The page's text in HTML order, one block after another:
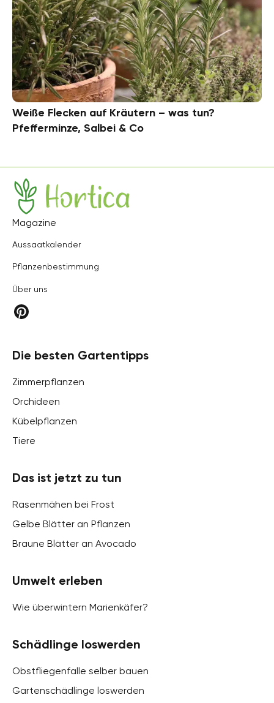
Weiße Flecken auf Kräutern – was tun?
Pfefferminze, Salbei & Co
Hortica
Magazine
Aussaatkalender
Pflanzenbestimmung
Über uns
Die besten Gartentipps
Zimmerpflanzen
Orchideen
Kübelpflanzen
Tiere
Das ist jetzt zu tun
Rasenmähen bei Frost
Gelbe Blätter an Pflanzen
Braune Blätter an Avocado
Umwelt erleben
Wie überwintern Marienkäfer?
Schädlinge loswerden
Obstfliegenfalle selber bauen
Gartenschädlinge loswerden